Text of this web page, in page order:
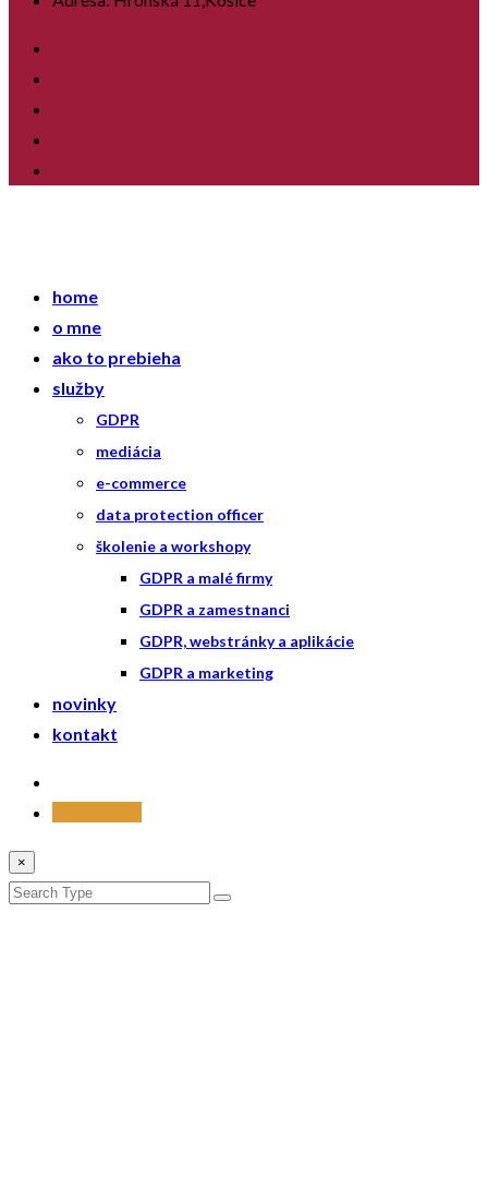
home
o mne
ako to prebieha
služby
GDPR
mediácia
e-commerce
data protection officer
školenie a workshopy
GDPR a malé firmy
GDPR a zamestnanci
GDPR, webstránky a aplikácie
GDPR a marketing
novinky
kontakt
×